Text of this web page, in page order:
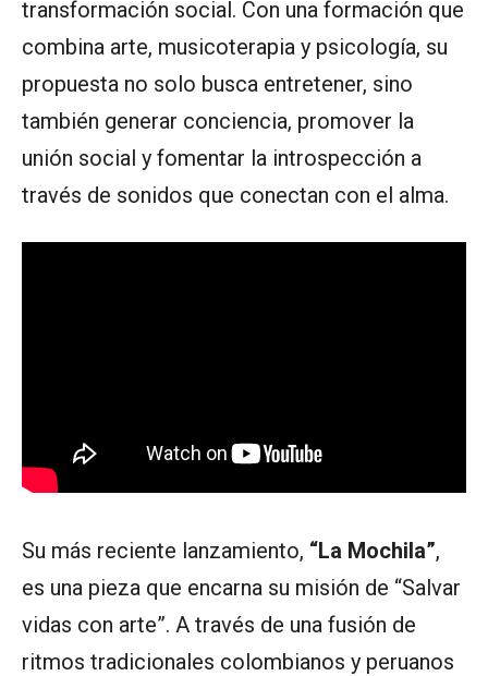
transformación social. Con una formación que
combina arte, musicoterapia y psicología, su
propuesta no solo busca entretener, sino
también generar conciencia, promover la
unión social y fomentar la introspección a
través de sonidos que conectan con el alma.
Su más reciente lanzamiento, “La Mochila”,
es una pieza que encarna su misión de “Salvar
vidas con arte”. A través de una fusión de
ritmos tradicionales colombianos y peruanos